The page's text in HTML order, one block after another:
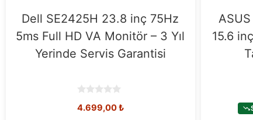
Dell SE2425H 23.8 inç 75Hz
5ms Full HD VA Monitör – 3 Yıl
Yerinde Servis Garantisi
o
4.699,00₺
15.6